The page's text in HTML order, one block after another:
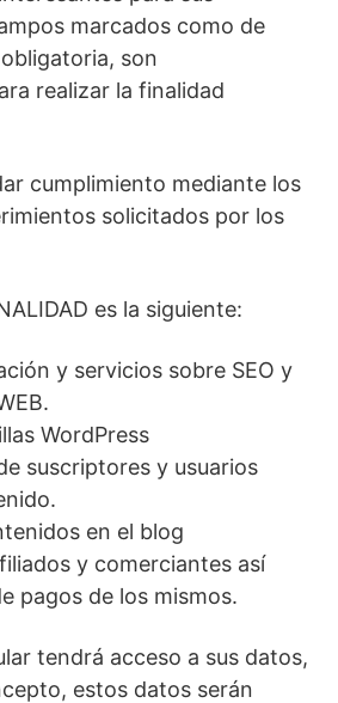
marcados como de
son
realizar la finalidad
cumplimiento mediante los
solicitados por los
es la siguiente:
y servicios sobre SEO y
WordPress
suscriptores y usuarios
en el blog
y comerciantes así
pagos de los mismos.
tendrá acceso a sus datos,
estos datos serán